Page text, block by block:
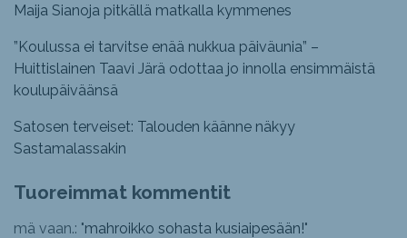
Maija Sianoja pitkällä matkalla kymmenes
”Koulussa ei tarvitse enää nukkua päiväunia” –
Huittislainen Taavi Järä odottaa jo innolla ensimmäistä
koulupäiväänsä
Satosen terveiset: Talouden käänne näkyy
Sastamalassakin
Tuoreimmat kommentit
mä vaan.: "mahroikko sohasta kusiaipesään!"